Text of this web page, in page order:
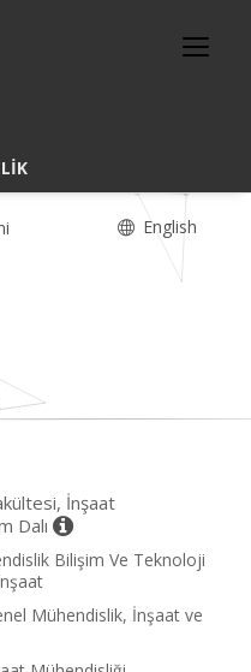
English
İnşaat
Dalı
Bilişim Ve Teknoloji
Mühendislik, İnşaat ve